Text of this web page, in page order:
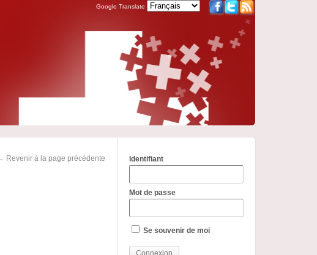
Google Translate
Revenir à la page précédente Identifiant
Mot de passe
Se souvenir de moi